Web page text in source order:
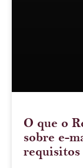
O que o
sobre e-
requisitos